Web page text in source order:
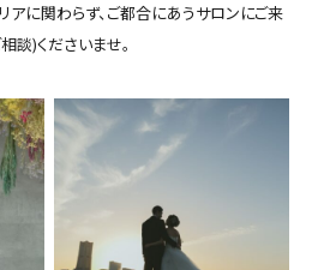
に関わらず、ご都合にあうサロンにご来
談)くださいませ。